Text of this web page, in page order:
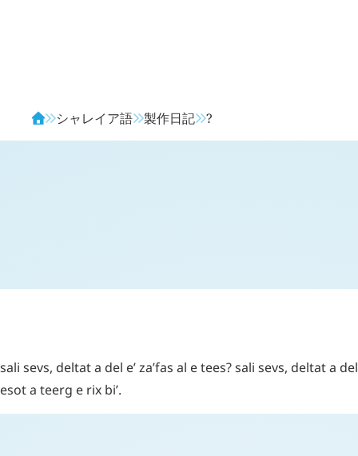
シャレイア語 製作日記 ?
sali sevs, deltata del e’za’fas al etees?sali sevs, deltata del
esota teerg e rix bi’.